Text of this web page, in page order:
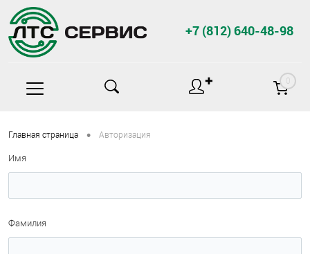
+7 (812) 640-48-98
✚ 0
Главная страница • Авторизация
Имя
Фамилия